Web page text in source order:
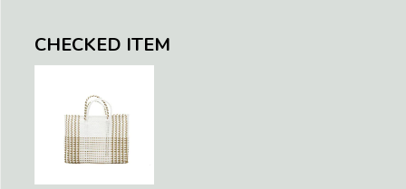
CHECKED ITEM